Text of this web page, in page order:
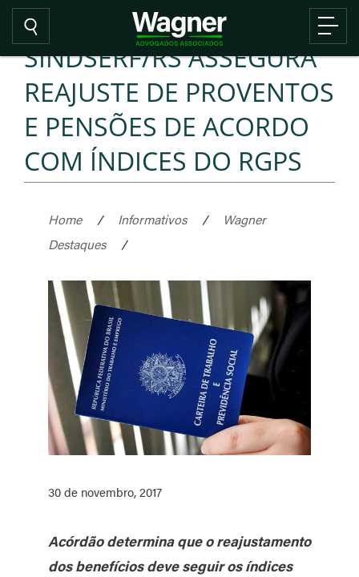
SINDSERF/RS ASSEGURA
REAJUSTE DE PROVENTOS
E PENSÕES DE ACORDO
COM ÍNDICES DO RGPS
Home / Informativos /
Wagner
Destaques
/
30 de novembro, 2017
Acórdão determina que o reajustamento
dos benefícios deve seguir os índices